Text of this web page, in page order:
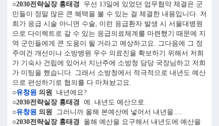
○2030전략실장 홍태경 우선 13일에 있었던 업무협약 체결은 군
민들이 정말 많은 큰 혜택을 볼 수 있는 걸 체결한 내용입니다. 저
희가 응급 시술 아니면 수술, 이런 응급환자 발생 시 서울대병원
으로 다이렉트로 갈 수 있는 응급의료체계를 마련했기 때문에 지
역 군민들에게 큰 도움이 될 거라고 예상하고요. 그다음에 그 정
주여건 개선이나 소방병원 우수 의료진을 확보하기 위해서 저희
가 기숙사 건립에 있어서 지난주에 소방청 담당 국장님하고 저희
가 미팅을 했습니다. 그래서 소방청에서 적극적으로 내년도 예산
으로 편성하기로 협의를 다 마쳐놨고요.
○유창원 의원
내년에요?
○2030전략실장 홍태경 예. 내년도 예산으로.
○유창원 의원
그러니까 올해 본예산에 넣어서 내년을….
○2030전략실장 홍태경 올해 예산을 요구해서 내년도에 예산을